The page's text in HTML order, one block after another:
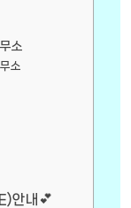
소
소
안내💕